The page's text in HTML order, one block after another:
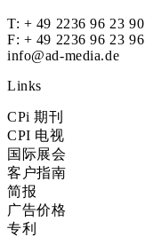
T: + 49 2236 96 23 90
F: + 49 2236 96 23 96
info@ad-media.de
Links
CPi 期刊
CPI 电视
国际展会
客户指南
简报
广告价格
专利